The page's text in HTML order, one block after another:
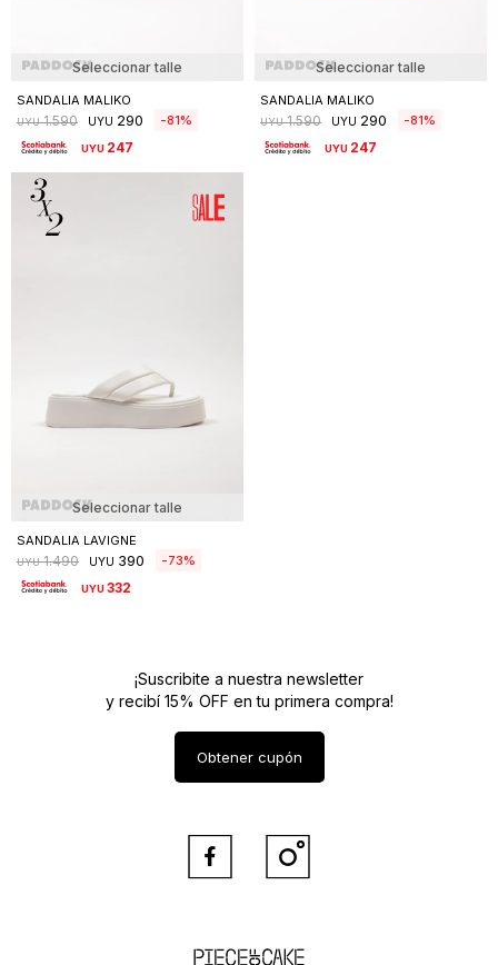
Seleccionar talle
SANDALIA MALIKO
UYU 1.590 UYU 290 81
UYU 247
Seleccionar talle
SANDALIA MALIKO
UYU 1.590 UYU 290 81
UYU 247
Seleccionar talle
SANDALIA LAVIGNE
UYU 1.490 UYU 390 73
UYU332
Piece of Cake
¡Suscribite a nuestra newsletter
y recibí 15% OFF en tu primera compra!
Obtener cupón
 